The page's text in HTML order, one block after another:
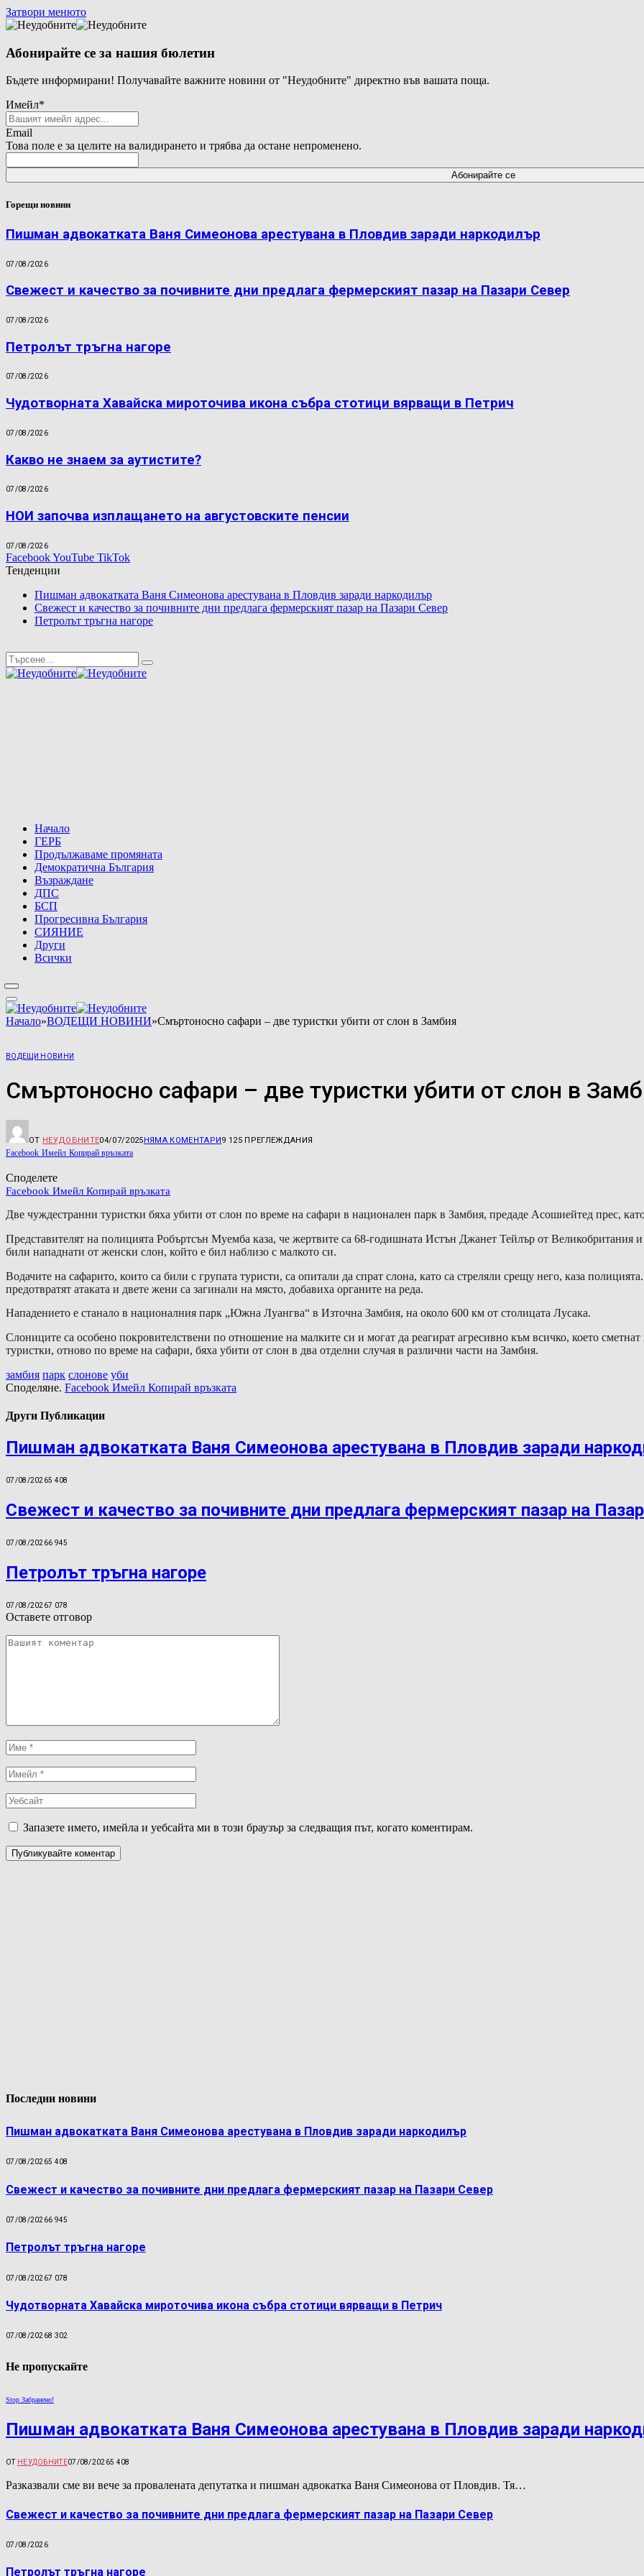
Затвори менюто
Абонирайте се за нашия бюлетин
Бъдете информирани! Получавайте важните новини от "Неудобните" директно във вашата поща.
Имейл*
Email
Това поле е за целите на валидирането и трябва да остане непроменено.
Горещи новини
Пишман адвокатката Ваня Симеонова арестувана в Пловдив заради наркодилър
07/08/2026
Свежест и качество за почивните дни предлага фермерският пазар на Пазари Север
07/08/2026
Петролът тръгна нагоре
07/08/2026
Чудотворната Хавайска мироточива икона събра стотици вярващи в Петрич
07/08/2026
Какво не знаем за аутистите?
07/08/2026
НОИ започва изплащането на августовските пенсии
07/08/2026
FacebookYouTube TikTok
Тенденции
Пишман адвокатката Ваня Симеонова арестувана в Пловдив заради наркодилър
Свежест и качество за почивните дни предлага фермерският пазар на Пазари Север
Петролът тръгна нагоре
Начало
ГЕРБ
Продължаваме промяната
Демократична България
Възраждане
ДПС
БСП
Прогресивна България
СИЯНИЕ
Други
Всички
Начало»ВОДЕЩИ НОВИНИ»Смъртоносно сафари – две туристки убити от слон в Замбия
ВОДЕЩИ НОВИНИ
Смъртоносно сафари – две туристки убити от слон в
ОТ НЕУДОБНИТЕ04/07/2025НЯМА КОМЕНТАРИ9 125 ПРЕГЛЕЖДАНИЯ
Facebook Имейл Копирай връзката
Споделете
Facebook Имейл Копирай връзката
Две чуждестранни туристки бяха убити от слон по време на сафари в национален парк в Замбия, предаде Асошиейтед прес,
Представителят на полицията Робъртсън Муемба каза, че жертвите са 68-годишната Истън Джанет Тейлър от
били нападнати от женски слон, който е бил наблизо с малкото си.
Водачите на сафарито, които са били с групата туристи, са опитали да спрат слона, като са стреляли срещу него, каза
предотвратят атаката и двете жени са загинали на място, добавиха органите на реда.
Нападението е станало в националния парк „Южна Луангва“ в Източна Замбия, на около 600 км от столицата Лусака.
Слониците сa особено покровителствени по отношение на малките си и могат да реагират агресивно към всичко, което
туристки, отново по време на сафари, бяха убити от слон в два отделни случая в различни части на Замбия.
замбия парк слонове уби
Споделяне. Facebook Имейл Копирай връзката
Други Публикации
Пишман адвокатката Ваня Симеонова арестувана в Пловдив заради
07/08/20265 408
Свежест и качество за почивните дни предлага фермерският пазар на
07/08/20266 945
Петролът тръгна нагоре
07/08/20267 078
Оставете отговор
Запазете името, имейла и уебсайта ми в този браузър за следващия път, когато коментирам.
Последни новини
Пишман адвокатката Ваня Симеонова арестувана в Пловдив заради наркодилър
07/08/20265 408
Свежест и качество за почивните дни предлага фермерският пазар на Пазари Север
07/08/20266 945
Петролът тръгна нагоре
07/08/20267 078
Чудотворната Хавайска мироточива икона събра стотици вярващи в Петрич
07/08/20268 302
Не пропускайте
Stop Забранено!
Пишман адвокатката Ваня Симеонова арестувана в Пловдив заради
ОТ НЕУДОБНИТЕ07/08/20265 408
Разказвали сме ви вече за провалената депутатка и пишман адвокатка Ваня Симеонова от Пловдив. Тя…
Свежест и качество за почивните дни предлага фермерският пазар на Пазари Север
07/08/2026
Петролът тръгна нагоре